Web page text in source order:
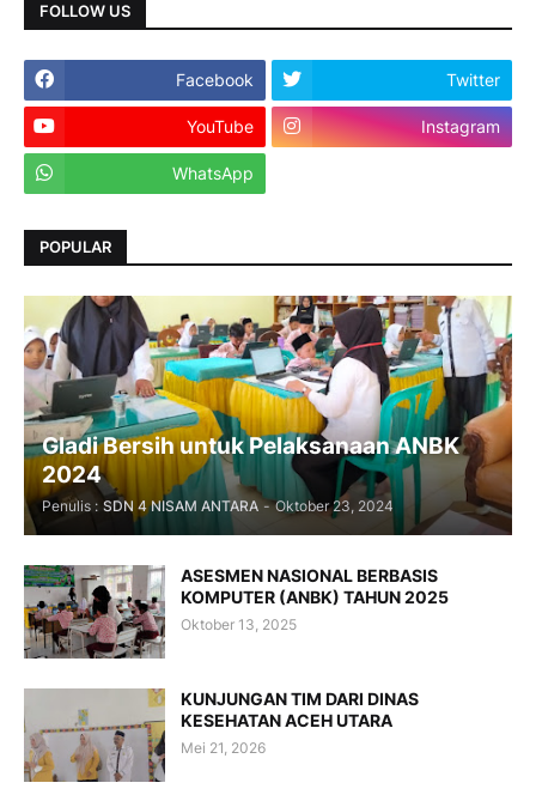
FOLLOW US
Facebook Twitter
YouTube Instagram
WhatsApp
POPULAR
Gladi Bersih untuk Pelaksanaan ANBK
2024
Penulis : SDN 4 NISAM ANTARA - Oktober 23, 2024
ASESMEN NASIONAL BERBASIS
KOMPUTER (ANBK) TAHUN 2025
Oktober 13, 2025
KUNJUNGAN TIM DARI DINAS
KESEHATAN ACEH UTARA
Mei 21, 2026